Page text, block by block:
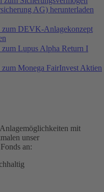
AG) herunterladen
zum DEVK-Anlagekonzept
Lupus Alpha Return I
Monega FairInvest Aktien
mit
unser
an: